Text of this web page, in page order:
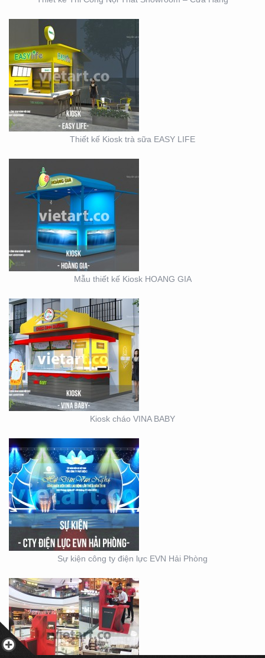
Thiết kế Kiosk trà sữa EASY LIFE
MẪU THIẾT KẾ KIOSK
HOANG GIA
Mẫu thiết kế Kiosk HOANG GIA
KIOSK CHÁO VINA BABY
Kiosk cháo VINA BABY
SỰ KIỆN CÔNG TY ĐIỆN
LỰC EVN HẢI PHÒNG
Sự kiện công ty điện lực EVN Hải Phòng
BOOTH BÁN HÀNG MINI
– THIẾT KẾ SẢN XUẤT
MẪU BOOTH CITIGYM –
THIẾT KẾ THI CÔNG
MẪU GIAN KITCHEN
KONCEPT